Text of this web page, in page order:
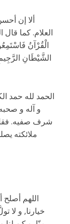
ألا إن
العلام. كما قال
الْقُرْآنُ
الشَّيْطَانِ
الحمد لله حمد
و آله و
شرف صفيه.
ملائكته
اللهم أصلح
خيارنا, و لا